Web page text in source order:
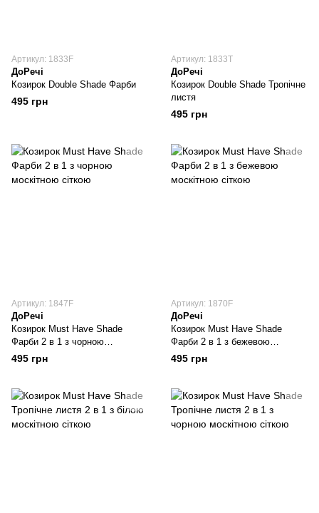
Артикул: 1833F
ДоРечі
Козирок Double Shade Фарби
495 грн
Артикул: 1833T
ДоРечі
Козирок Double Shade Тропічне
листя
495 грн
Артикул: 1847F
ДоРечі
Козирок Must Have Shade
Фарби 2 в 1 з чорною
москітною сіткою
495 грн
Артикул: 1870F
ДоРечі
Козирок Must Have Shade
Фарби 2 в 1 з бежевою
москітною сіткою
495 грн